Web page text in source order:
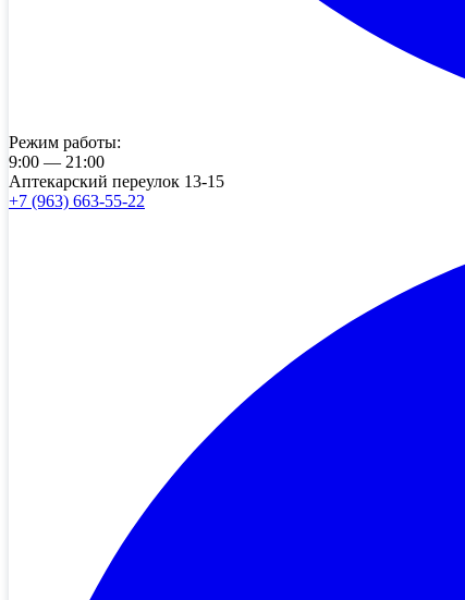
Режим работы:
9:00 — 21:00
Аптекарский переулок 13-15
+7 (963) 663-55-22